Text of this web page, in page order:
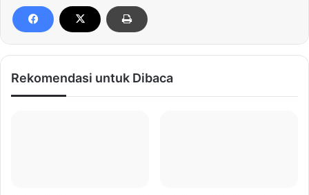
Rekomendasi untuk Dibaca